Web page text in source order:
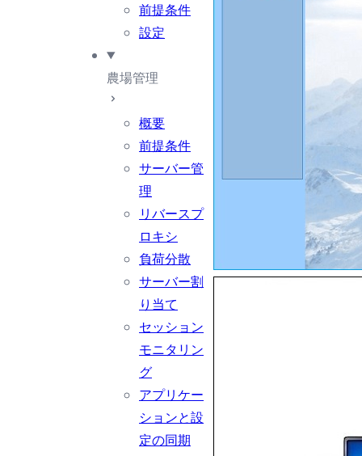
前提条件
設定
農場管理
概要
前提条件
サーバー管
理
リバースプ
ロキシ
負荷分散
サーバー割
り当て
セッション
モニタリン
グ
アプリケー
ションと設
定の同期